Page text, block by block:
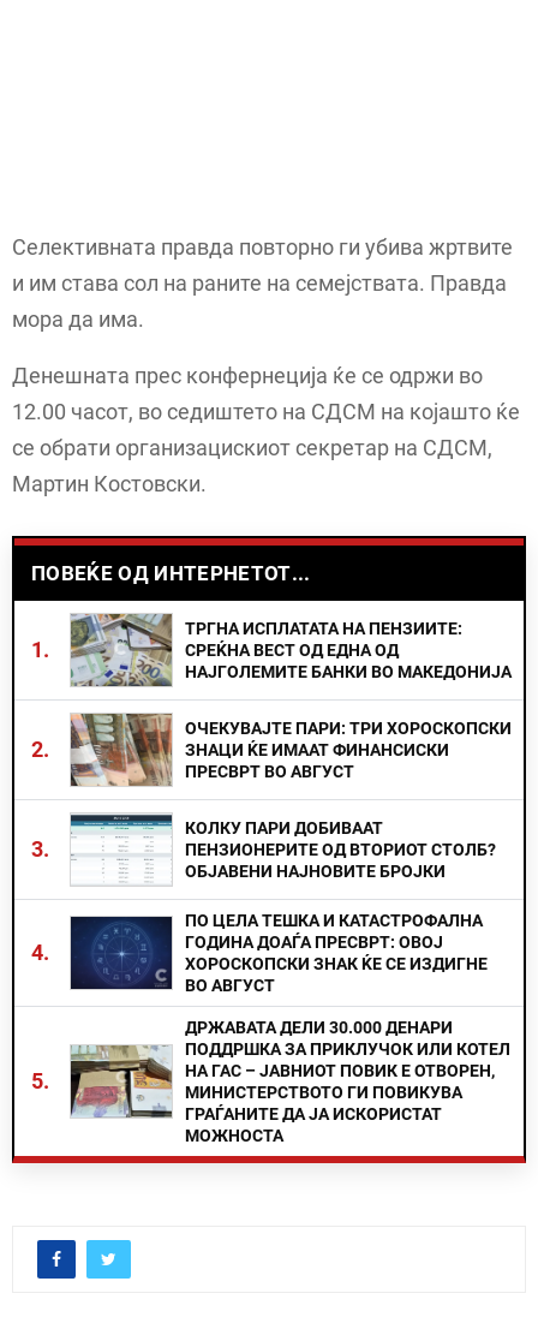
Селективната правда повторно ги убива жртвите
и им става сол на раните на семејствата. Правда
мора да има.
Денешната прес конфернеција ќе се одржи во
12.00 часот, во седиштето на СДСМ на којашто ќе
се обрати организацискиот секретар на СДСМ,
Мартин Костовски.
ПОВЕЌЕ ОД ИНТЕРНЕТОТ...
1.
ТРГНА ИСПЛАТАТА НА ПЕНЗИИТЕ:
СРЕЌНА ВЕСТ ОД ЕДНА ОД
НАЈГОЛЕМИТЕ БАНКИ ВО МАКЕДОНИЈА
2.
ОЧЕКУВАЈТЕ ПАРИ: ТРИ ХОРОСКОПСКИ
ЗНАЦИ ЌЕ ИМААТ ФИНАНСИСКИ
ПРЕСВРТ ВО АВГУСТ
3.
КОЛКУ ПАРИ ДОБИВААТ
ПЕНЗИОНЕРИТЕ ОД ВТОРИОТ СТОЛБ?
ОБЈАВЕНИ НАЈНОВИТЕ БРОЈКИ
4.
ПО ЦЕЛА ТЕШКА И КАТАСТРОФАЛНА
ГОДИНА ДОАЃА ПРЕСВРТ: ОВОЈ
ХОРОСКОПСКИ ЗНАК ЌЕ СЕ ИЗДИГНЕ
ВО АВГУСТ
5.
ДРЖАВАТА ДЕЛИ 30.000 ДЕНАРИ
ПОДДРШКА ЗА ПРИКЛУЧОК ИЛИ КОТЕЛ
НА ГАС – ЈАВНИОТ ПОВИК Е ОТВОРЕН,
МИНИСТЕРСТВОТО ГИ ПОВИКУВА
ГРАЃАНИТЕ ДА ЈА ИСКОРИСТАТ
МОЖНОСТА